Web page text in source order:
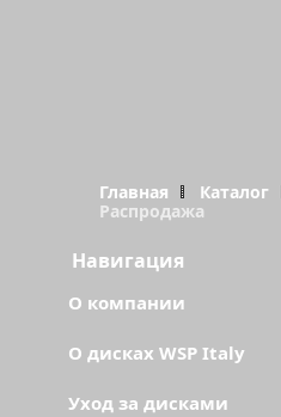
Главная Каталог
Распродажа
Навигация
О компании
О дисках WSP Italy
Уход за дисками